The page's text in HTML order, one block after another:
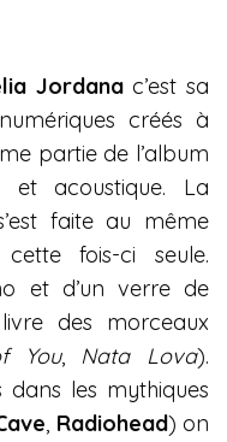
Jordanac’est sa
créés à
partie de l’album
et acoustique. La
faite au même
cette fois-ci seule.
et d’un verre de
livre des morceaux
You, Nata Lova).
dans les mythiques
, Radiohead) on